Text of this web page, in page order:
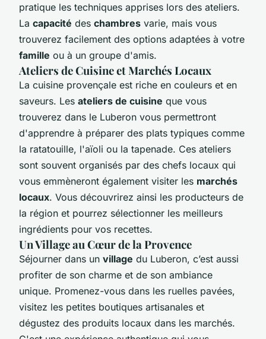
pratique les techniques apprises lors des ateliers.
La capacité des chambres varie, mais vous
trouverez facilement des options adaptées à votre
famille ou à un groupe d'amis.
Ateliers de Cuisine et Marchés Locaux
La cuisine provençale est riche en couleurs et en
saveurs. Les ateliers de cuisine que vous
trouverez dans le Luberon vous permettront
d'apprendre à préparer des plats typiques comme
la ratatouille, l'aïoli ou la tapenade. Ces ateliers
sont souvent organisés par des chefs locaux qui
vous emmèneront également visiter les marchés
locaux. Vous découvrirez ainsi les producteurs de
la région et pourrez sélectionner les meilleurs
ingrédients pour vos recettes.
Un Village au Cœur de la Provence
Séjourner dans un village du Luberon, c’est aussi
profiter de son charme et de son ambiance
unique. Promenez-vous dans les ruelles pavées,
visitez les petites boutiques artisanales et
dégustez des produits locaux dans les marchés.